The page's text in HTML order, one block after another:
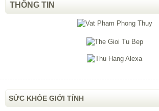
THÔNG TIN
SỨC KHỎE GIỚI TÍNH